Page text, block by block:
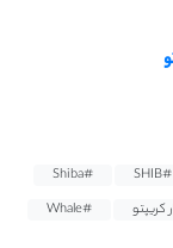
#SHIB
#Shiba
کریپتو #Whale